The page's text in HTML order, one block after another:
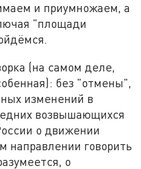
и приумножаем, а
"площади
(на самом деле,
без "отмены",
изменений в
возвышающихся
о движении
направлении говорить
о